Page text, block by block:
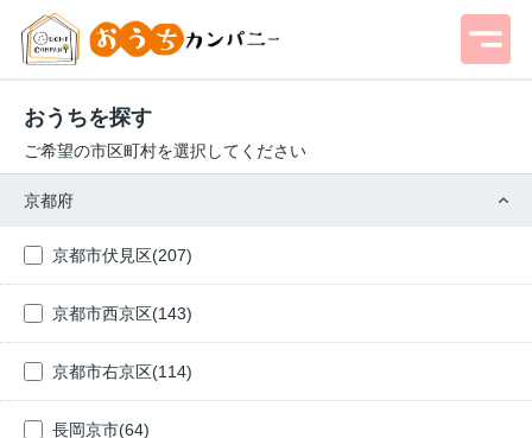
おうちを探す
ご希望の市区町村を選択してください
京都府
京都市伏見区(207)
京都市西京区(143)
京都市右京区(114)
長岡京市(64)